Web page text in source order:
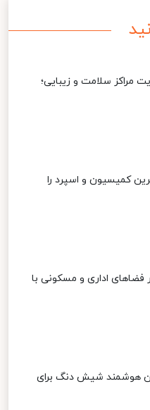
مراکز سلامت و زیبایی؛
کمیسیون و اسپرد را
اداری و مسکونی با
هوشمند شیش دنگ برای